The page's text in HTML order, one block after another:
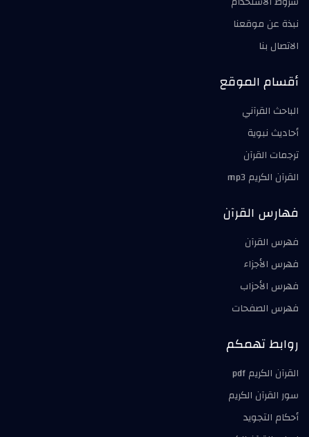
نبذة عن موقعنا
الاتصال بنا
أقسام الموقع
الباحث القرآني
أحاديث نبوية
ترجمات القرآن
القرآن الكريم mp3
فهارس القرآن
فهرس القرآن
فهرس الأجزاء
فهرس الأحزاب
فهرس الصفحات
روابط تهمكم
القرآن الكريم pdf
سور القرآن الكريم
أحكام التجويد